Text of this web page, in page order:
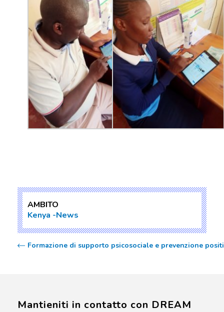
AMBITO
Kenya News
Formazione di supporto psicosociale e prevenzione
Mantieniti in contatto con DREAM